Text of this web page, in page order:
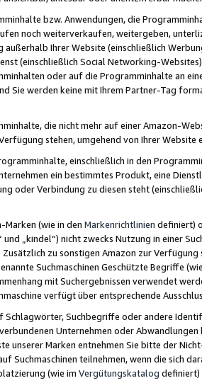
bzw. Anwendungen, die
noch weiterverkaufen, weitergeben,
außerhalb Ihrer Website (einschließlich
(einschließlich Social Networking-
oder auf die Programminhalte an
Sie werden keine mit Ihrem Partner-Tag
die nicht mehr auf einer Amazon-
stehen, umgehend von Ihrer
einschließlich in den
ein bestimmtes Produkt, eine
oder Verbindung zu diesen steht
Marken (wie in den Markenrichtlinien definiert)
und „kindel“) nicht zwecks Nutzung in einer
Zusätzlich zu sonstigen Amazon zur
Suchmaschinen Geschützte Begriffe
mit Suchergebnissen verwendet
verfügt über entsprechende
Schlagwörter, Suchbegriffe oder andere
Unternehmen oder
unserer Marken entnehmen Sie bitte der
Suchmaschinen teilnehmen, wenn die sich
(wie im Vergütungskatalog definiert)